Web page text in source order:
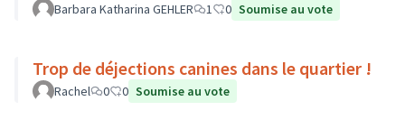
Barbara Katharina GEHLER 1 0 Soumise au vote
Trop de déjections canines dans le quartier !
Rachel 0 0 Soumise au vote